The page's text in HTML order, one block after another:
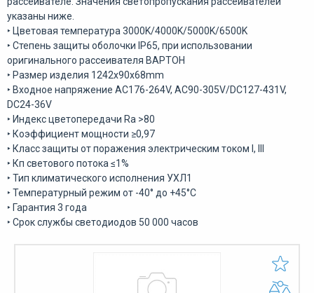
указаны ниже.
‣ Цветовая температура 3000K/4000K/5000K/6500K
‣ Степень защиты оболочки IP65, при использовании
оригинального рассеивателя ВАРТОН
‣ Размер изделия 1242х90х68mm
‣ Входное напряжение АС176-264V, AC90-305V/DC127-431V,
DC24-36V
‣ Индекс цветопередачи Ra >80
‣ Коэффициент мощности ≥0,97
‣ Класс защиты от поражения электрическим током I, III
‣ Кп светового потока ≤1%
‣ Тип климатического исполнения УХЛ1
‣ Температурный режим от -40° до +45°С
‣ Гарантия 3 года
‣ Срок службы светодиодов 50 000 часов